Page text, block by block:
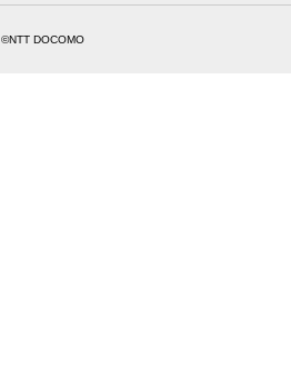
©NTT DOCOMO